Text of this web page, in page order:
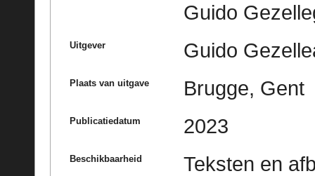
Guido
Uitgever Guido
Plaats van uitgave Brugge, Gent
Publicatiedatum 2023
Beschikbaarheid
Teksten en